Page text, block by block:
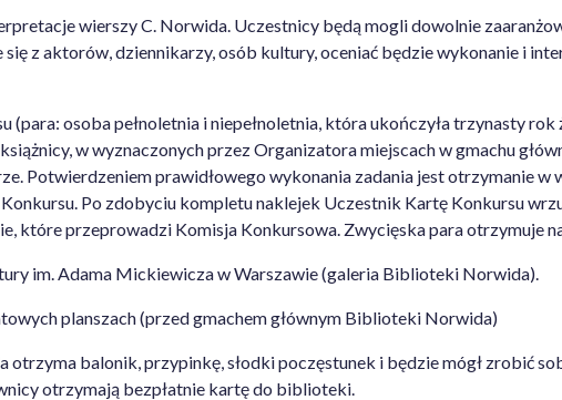
wierszy C. Norwida. Uczestnicy będą mogli dowolnie
z aktorów, dziennikarzy, osób kultury, oceniać będzie wykonanie i
(para: osoba pełnoletnia i niepełnoletnia, która ukończyła trzynasty rok
w wyznaczonych przez Organizatora miejscach w gmachu
Potwierdzeniem prawidłowego wykonania zadania jest otrzymanie w
Po zdobyciu kompletu naklejek Uczestnik Kartę Konkursu
które przeprowadzi Komisja Konkursowa. Zwycięska para otrzymuje
im. Adama Mickiewicza w Warszawie (galeria Biblioteki Norwida).
planszach (przed gmachem głównym Biblioteki Norwida)
balonik, przypinkę, słodki poczęstunek i będzie mógł zrobić
otrzymają bezpłatnie kartę do biblioteki.